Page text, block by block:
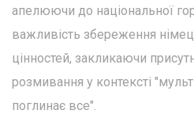
апелюючи до національної
важливість збереження
цінностей, закликаючи
розмивання у контексті
поглинає все".